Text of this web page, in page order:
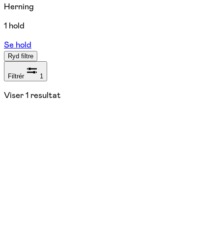
Herning
1 hold
Se hold
Ryd filtre
Filtrér 1
Viser1 resultat